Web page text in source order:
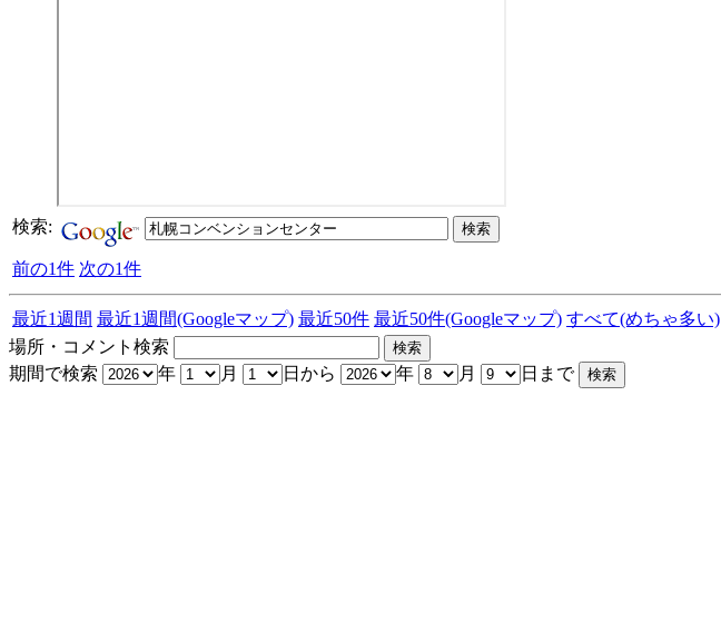
検索:
前の1件 次の1件
最近1週間 最近1週間(Googleマップ) 最近50件 最近50件(Googleマップ) すべて(めちゃ多い)
場所・コメント検索
期間で検索
年 月 日から 年 月 日まで